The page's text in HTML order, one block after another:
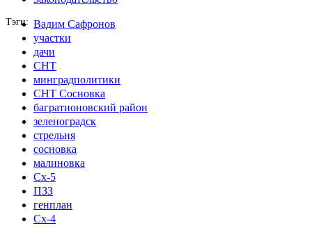
Тэги
Вадим Сафронов
участки
дачи
СНТ
минградполитики
СНТ Сосновка
багратионовский район
зеленоградск
стрельня
сосновка
малиновка
Сх-5
ПЗЗ
генплан
Сх-4